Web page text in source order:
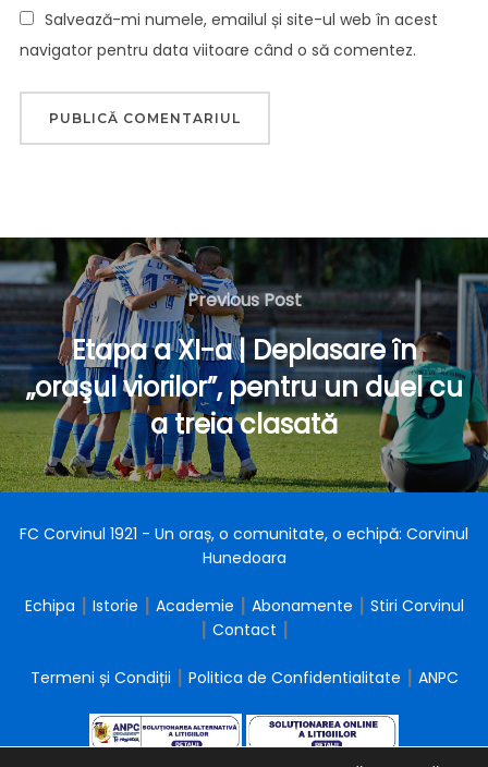
Salvează-mi numele, emailul și site-ul web în acest
navigator pentru data viitoare când o să comentez.
Navigare
în
articole
Previous
Post
Previous Post
Etapa a XI-a | Deplasare în
„oraşul viorilor”, pentru un duel cu
a treia clasată
FC Corvinul 1921 - Un oraș, o comunitate, o echipă: Corvinul
Hunedoara
Echipa Istorie Academie Abonamente
Stiri Corvinul
Contact
Termeni și Condiții Politica de Confidentialitate ANPC